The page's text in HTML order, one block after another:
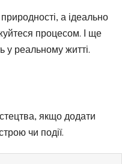
а ідеально
процесом. І ще
у реальному житті.
якщо додати
чи події.